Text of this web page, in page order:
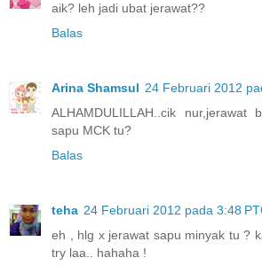
aik? leh jadi ubat jerawat??
Balas
Arina Shamsul 24 Februari 2012
ALHAMDULILLAH..cik
sapu MCK tu?
Balas
teha 24 Februari 2012 pada 3:48
eh , hlg x jerawat sapu minyak tu ?
try laa.. hahaha !